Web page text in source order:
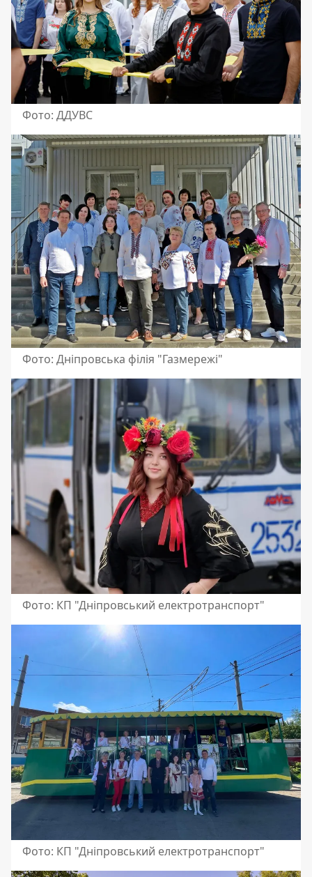
Фото: ДДУВС
Фото: Дніпровська філія "Газмережі"
Фото: КП "Дніпровський електротранспорт"
Фото: КП "Дніпровський електротранспорт"